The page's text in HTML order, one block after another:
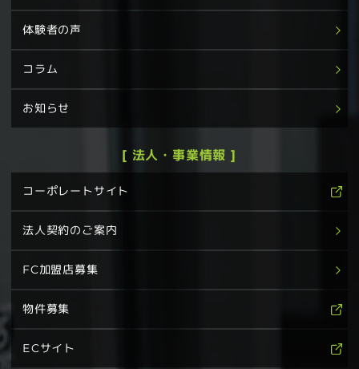
体験者の声
コラム
お知らせ
[ 法人・事業情報 ]
コーポレートサイト
法人契約のご案内
FC加盟店募集
物件募集
ECサイト